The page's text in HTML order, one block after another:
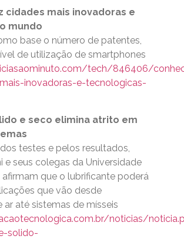
cidades mais inovadoras e
mundo
base o número de patentes,
de utilização de smartphones
tech/846406/
inovadoras-e-tecnologicas-
e seco elimina atrito em
testes e pelos resultados,
e seus colegas da Universidade
afirmam que o lubrificante poderá
que vão desde
ar até sistemas de mísseis
noticias/
solido-